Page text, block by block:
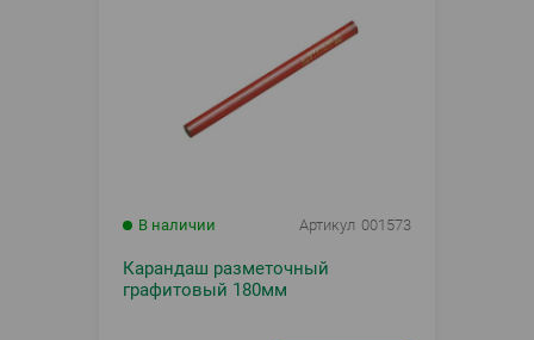
В наличии Артикул 001573
Карандаш разметочный
графитовый 180мм